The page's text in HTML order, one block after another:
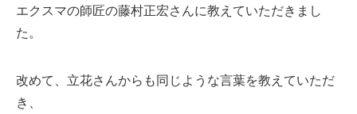
エクスマの師匠の藤村正宏さんに教えていただきまし
た。
改めて、立花さんからも同じような言葉を教えていただ
き、